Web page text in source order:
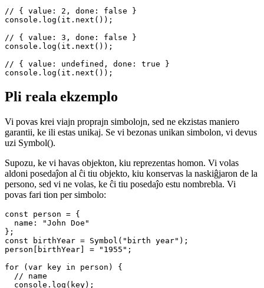
// { value: 1, done: false }
console.log(it.next());
// { value: 2, done: false }
console.log(it.next());
// { value: 3, done: false }
console.log(it.next());
// { value: undefined, done: true }
Pli reala ekzemplo
garantii, ke ili estas unikaj. Se vi bezonas unikan simbolon, vi devus
uzi Symbol().
Supozu, ke vi havas objekton, kiu reprezentas homon. Vi volas
persono, sed vi ne volas, ke ĉi tiu posedaĵo estu nombrebla. Vi
povas fari tion per simbolo:
const person = {
  name: "John Doe"
};
const birthYear = Symbol("birth year");
person[birthYear] = "1955";